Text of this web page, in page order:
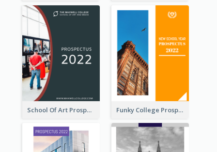
School Of Art Prospectus Funky College Prospectus